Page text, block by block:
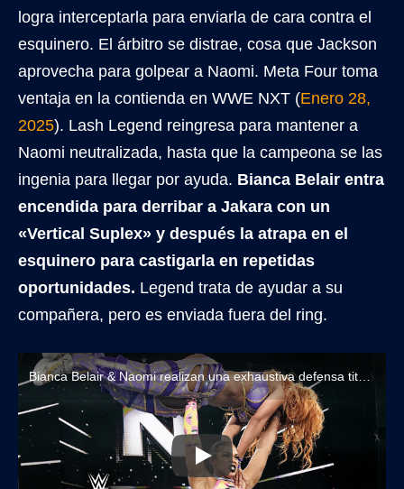
logra interceptarla para enviarla de cara contra el
esquinero. El árbitro se distrae, cosa que Jackson
aprovecha para golpear a Naomi. Meta Four toma
ventaja en la contienda en WWE NXT (Enero 28,
2025). Lash Legend reingresa para mantener a
Naomi neutralizada, hasta que la campeona se las
ingenia para llegar por ayuda. Bianca Belair entra
encendida para derribar a Jakara con un
«Vertical Suplex» y después la atrapa en el
esquinero para castigarla en repetidas
oportunidades. Legend trata de ayudar a su
compañera, pero es enviada fuera del ring.